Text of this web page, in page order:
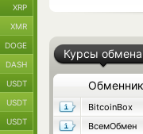
Курсы обмена
Обменник
BitcoinBox
ВсемОбмен
XRP
XMR
DOGE
DASH
USDT
USDT
USDT